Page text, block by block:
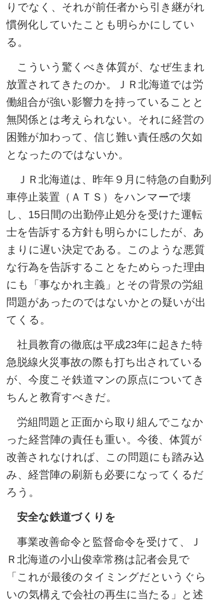
りでなく、それが前任者から引き継がれ
慣例化していたことも明らかにしてい
る。
こういう驚くべき体質が、なぜ生まれ
放置されてきたのか。ＪＲ北海道では労
働組合が強い影響力を持っていることと
無関係とは考えられない。それに経営の
困難が加わって、信じ難い責任感の欠如
となったのではないか。
ＪＲ北海道は、昨年９月に特急の自動列
車停止装置（ＡＴＳ）をハンマーで壊
し、15日間の出勤停止処分を受けた運転
士を告訴する方針も明らかにしたが、あ
まりに遅い決定である。このような悪質
な行為を告訴することをためらった理由
にも「事なかれ主義」とその背景の労組
問題があったのではないかとの疑いが出
てくる。
社員教育の徹底は平成23年に起きた特
急脱線火災事故の際も打ち出されている
が、今度こそ鉄道マンの原点についてき
ちんと教育すべきだ。
労組問題と正面から取り組んでこなか
った経営陣の責任も重い。今後、体質が
改善されなければ、この問題にも踏み込
み、経営陣の刷新も必要になってくるだ
ろう。
安全な鉄道づくりを
事業改善命令と監督命令を受けて、Ｊ
Ｒ北海道の小山俊幸常務は記者会見で
「これが最後のタイミングだというぐら
いの気構えで会社の再生に当たる」と述